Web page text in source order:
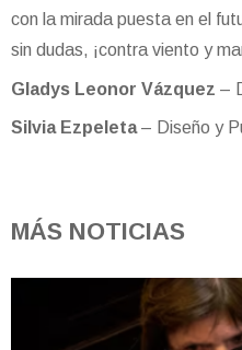
con la mirada puesta en el
sin dudas, ¡contra viento y
Gladys Leonor Vázquez –
Silvia Ezpeleta– Diseño y
MÁS NOTICIAS